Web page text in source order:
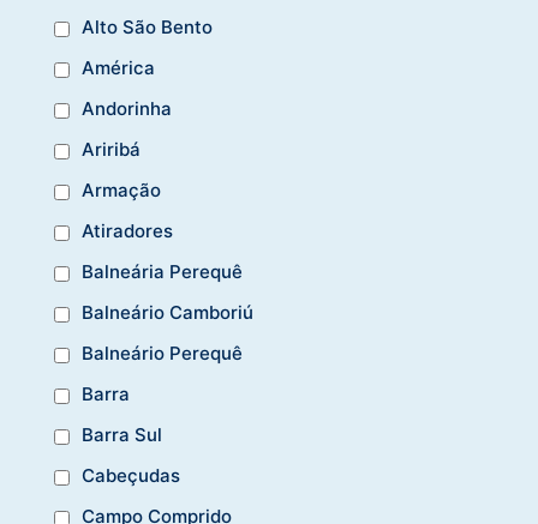
Alto São Bento
América
Andorinha
Ariribá
Armação
Atiradores
Balneária Perequê
Balneário Camboriú
Balneário Perequê
Barra
Barra Sul
Cabeçudas
Campo Comprido